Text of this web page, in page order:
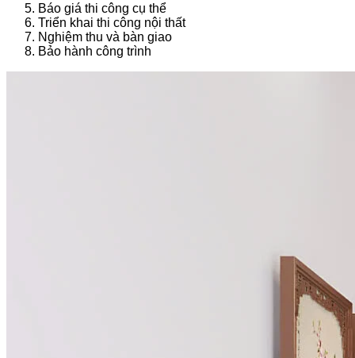
Báo giá thi công cụ thể
Triển khai thi công nội thất
Nghiệm thu và bàn giao
Bảo hành công trình